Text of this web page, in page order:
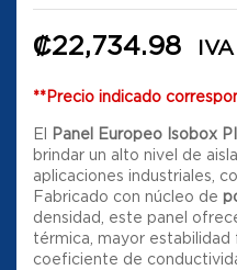
₡22,734.98
**Precio indicado
El Panel Europeo Isobox
brindar un alto nivel de
aplicaciones industriales,
Fabricado con núcleo de
densidad, este panel
térmica, mayor
coeficiente de